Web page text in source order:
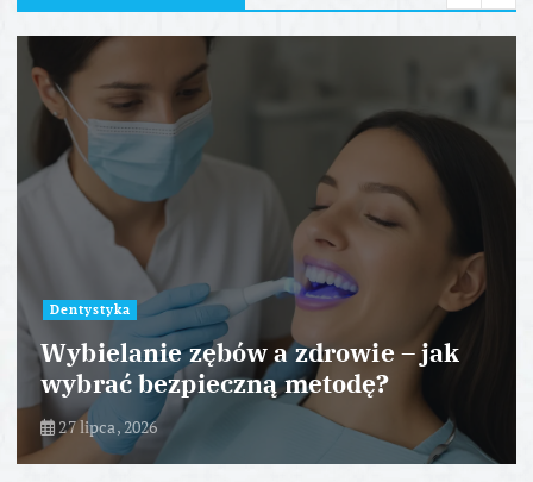
Dentystyka
Wybielanie zębów a zdrowie – jak
wybrać bezpieczną metodę?
27 lipca, 2026